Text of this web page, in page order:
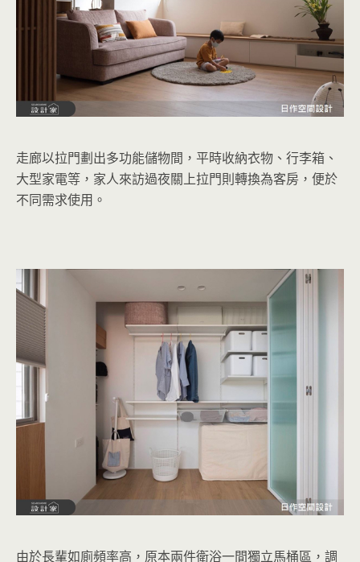
走廊以拉門劃出多功能儲物間，平時收納衣物、行李箱、
大型家電等，家人來訪過夜關上拉門則轉換為客房，便於
不同需求使用。
由於長輩如廁頻率高，原本兩件衛浴一間獨立馬桶區，調